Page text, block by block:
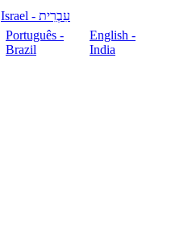
עִבְרִית - Israel
Português -
Brazil
English -
India